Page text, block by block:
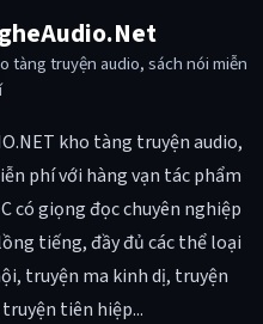
tàng truyện audio, sách nói miễn
kho tàng truyện audio,
phí với hàng vạn tác phẩm
có giọng đọc chuyên nghiệp
tiếng, đầy đủ các thể loại
truyện ma kinh dị, truyện
tiên hiệp...